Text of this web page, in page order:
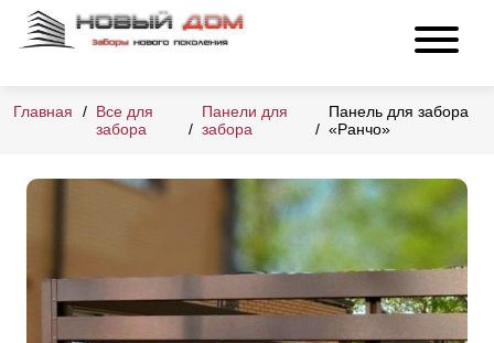
Главная
Все для
забора
Панели для
забора
Панель для забора
«Ранчо»